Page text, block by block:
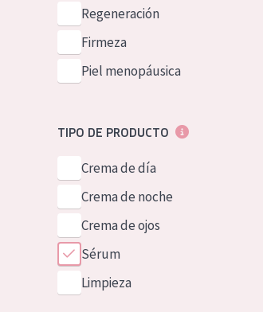
German
Spanish
Greek
Regeneración
Firmeza
Piel menopáusica
TIPO DE PRODUCTO
Crema de día
Crema de noche
Crema de ojos
Sérum
Limpieza